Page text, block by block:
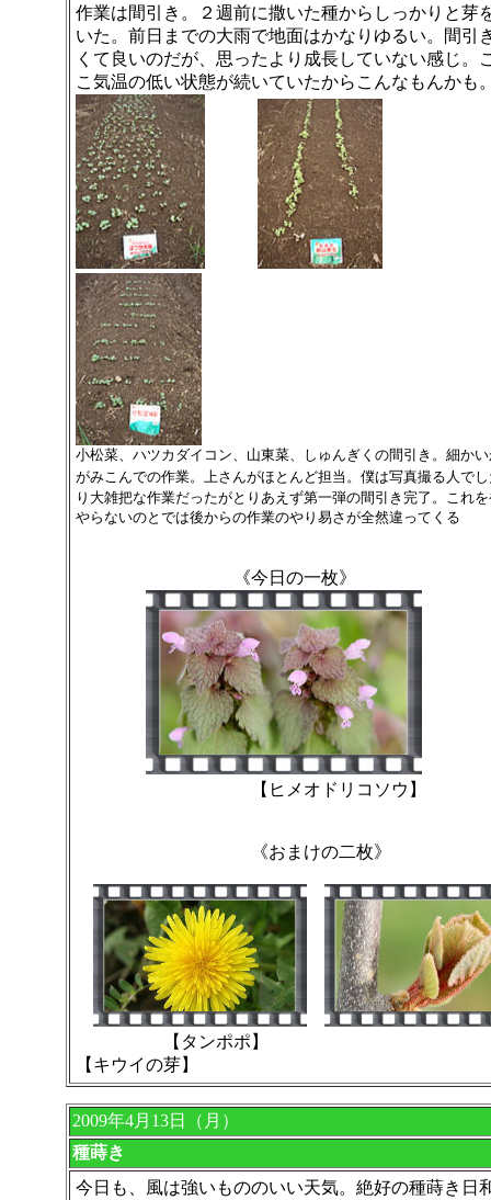
作業は間引き。２週前に撒いた種からしっかりと芽
いた。前日までの大雨で地面はかなりゆるい。間引
くて良いのだが、思ったより成長していない感じ。
こ気温の低い状態が続いていたからこんなもんかも
小松菜、ハツカダイコン、山東菜、しゅんぎくの間引き。細か
がみこんでの作業。上さんがほとんど担当。僕は写真撮る人でし
り大雑把な作業だったがとりあえず第一弾の間引き完了。これ
やらないのとでは後からの作業のやり易さが全然違ってくる
《今日の一枚》
【ヒメオドリコソウ】
《おまけの二枚》
【タンポポ
【キウイの芽】
2009年4月13日（月）
種蒔き
今日も、風は強いもののいい天気。絶好の種蒔き日